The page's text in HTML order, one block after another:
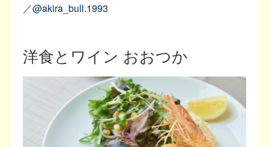
／@akira_bull.1993
洋食とワイン おおつか